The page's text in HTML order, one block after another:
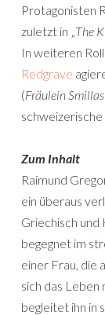
Protagonisten
zuletzt in „The
In weiteren
Redgrave
(Fräulein
Zum Inhalt
Raimund
ein überaus
Griechisch und
begegnet im
einer Frau, die
sich das Leben
begleitet ihn in